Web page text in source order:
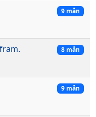
9 mån
8 mån
9 mån